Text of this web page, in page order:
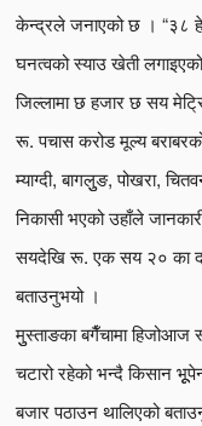
केन्द्रले जनाएको छ । “३८
घनत्वको स्याउ खेती
जिल्लामा छ हजार छ सय
रू. पचास करोड मूल्य
म्याग्दी, बागलुुङ, पोखरा,
निकासी भएको उहाँले
सयदेखि रू. एक सय २० का
बताउनुभयो ।
मुुस्ताङका बगैँचामा हिजोआज
चटारो रहेको भन्दै किसान
बजार पठाउन थालिएको